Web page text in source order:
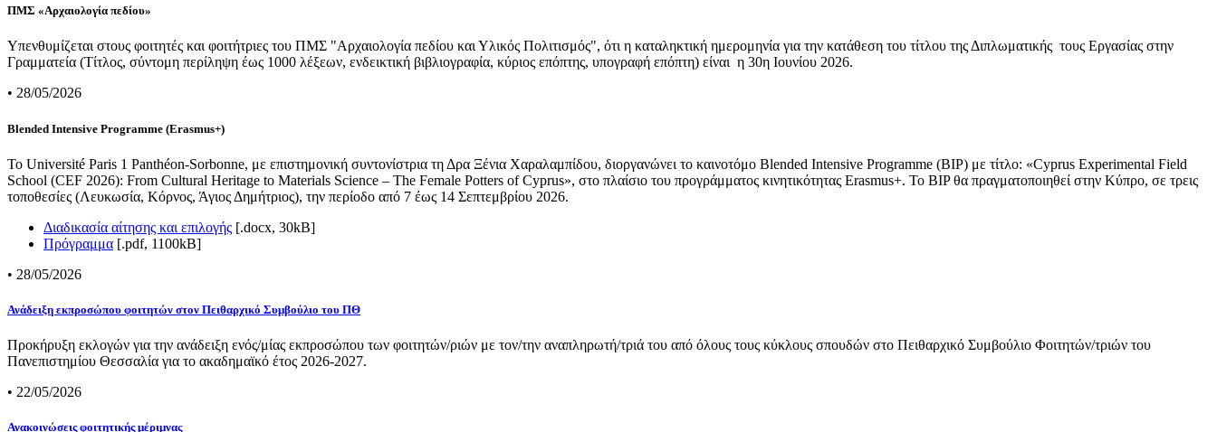
ΠΜΣ «Αρχαιολογία πεδίου»
Υπενθυμίζεται στους φοιτητές και φοιτήτριες του ΠΜΣ "Αρχαιολογία πεδίου και Υλικός Πολιτισμός", ότι η καταληκτική ημερομηνία για την κατάθεση του τίτλου της Διπλωματικής τους Εργασίας στην
Γραμματεία (Τίτλος, σύντομη περίληψη έως 1000 λέξεων, ενδεικτική βιβλιογραφία, κύριος επόπτης, υπογραφή επόπτη) είναι η 30η Ιουνίου 2026.
• 28/05/2026
Blended Intensive Programme (Erasmus+)
Το Université Paris 1 Panthéon-Sorbonne, με επιστημονική συντονίστρια τη Δρα Ξένια Χαραλαμπίδου, διοργανώνει το καινοτόμο Blended Intensive Programme (BIP) με τίτλο: «Cyprus Experimental Field
School (CEF 2026): From Cultural Heritage to Materials Science – The Female Potters of Cyprus», στο πλαίσιο του προγράμματος κινητικότητας Erasmus+. Το BIP θα πραγματοποιηθεί στην Κύπρο, σε τρεις
τοποθεσίες (Λευκωσία, Κόρνος, Άγιος Δημήτριος), την περίοδο από 7 έως 14 Σεπτεμβρίου 2026.
Διαδικασία αίτησης και επιλογής [.docx, 30kB]
Πρόγραμμα [.pdf, 1100kB]
• 28/05/2026
Ανάδειξη εκπροσώπου φοιτητών στον Πειθαρχικό Συμβούλιο του ΠΘ
Προκήρυξη εκλογών για την ανάδειξη ενός/μίας εκπροσώπου των φοιτητών/ριών με τον/την αναπληρωτή/τριά του από όλους τους κύκλους σπουδών στο Πειθαρχικό Συμβούλιο Φοιτητών/τριών του
Πανεπιστημίου Θεσσαλία για το ακαδημαϊκό έτος 2026-2027.
• 22/05/2026
Ανακοινώσεις φοιτητικής μέριμνας